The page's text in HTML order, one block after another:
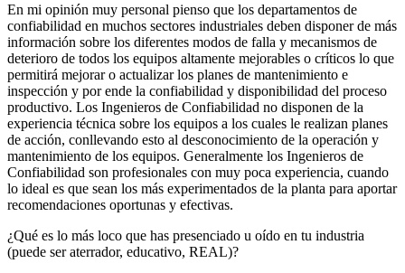
En mi opinión muy personal pienso que los departamentos de
confiabilidad en muchos sectores industriales deben disponer de más
información sobre los diferentes modos de falla y mecanismos de
deterioro de todos los equipos altamente mejorables o críticos lo que
permitirá mejorar o actualizar los planes de mantenimiento e
inspección y por ende la confiabilidad y disponibilidad del proceso
productivo. Los Ingenieros de Confiabilidad no disponen de la
experiencia técnica sobre los equipos a los cuales le realizan planes
de acción, conllevando esto al desconocimiento de la operación y
mantenimiento de los equipos. Generalmente los Ingenieros de
Confiabilidad son profesionales con muy poca experiencia, cuando
lo ideal es que sean los más experimentados de la planta para aportar
recomendaciones oportunas y efectivas.
¿Qué es lo más loco que has presenciado u oído en tu industria
(puede ser aterrador, educativo, REAL)?